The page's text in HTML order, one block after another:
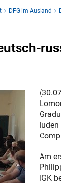
DFG im Ausland
luden
Am
IGK